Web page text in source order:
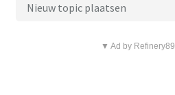
Nieuw topic plaatsen
▼ Ad by Refinery89